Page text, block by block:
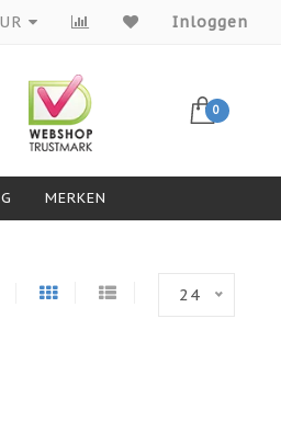
van topmerken Inloggen
0
MERKEN
24